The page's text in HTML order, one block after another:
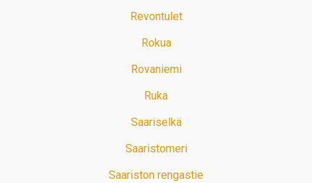
Revontulet
Rokua
Rovaniemi
Ruka
Saariselkä
Saaristomeri
Saariston rengastie